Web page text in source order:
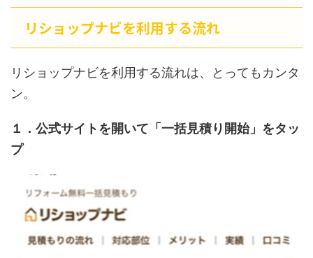
リショップナビを利用する流れ
リショップナビを利用する流れは、とってもカンタ
ン。
１．公式サイトを開いて「一括見積り開始」をタッ
プ